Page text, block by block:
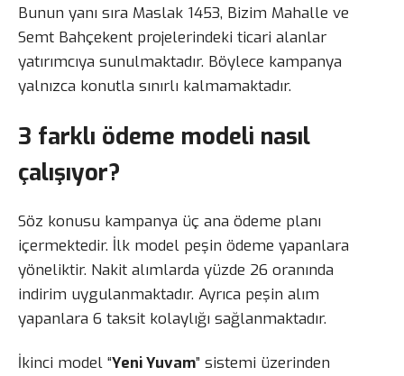
Bunun yanı sıra Maslak 1453, Bizim Mahalle ve
Semt Bahçekent projelerindeki ticari alanlar
yatırımcıya sunulmaktadır. Böylece kampanya
yalnızca konutla sınırlı kalmamaktadır.
3 farklı ödeme modeli nasıl
çalışıyor?
Söz konusu kampanya üç ana ödeme planı
içermektedir. İlk model peşin ödeme yapanlara
yöneliktir. Nakit alımlarda yüzde 26 oranında
indirim uygulanmaktadır. Ayrıca peşin alım
yapanlara 6 taksit kolaylığı sağlanmaktadır.
İkinci model “Yeni Yuvam” sistemi üzerinden